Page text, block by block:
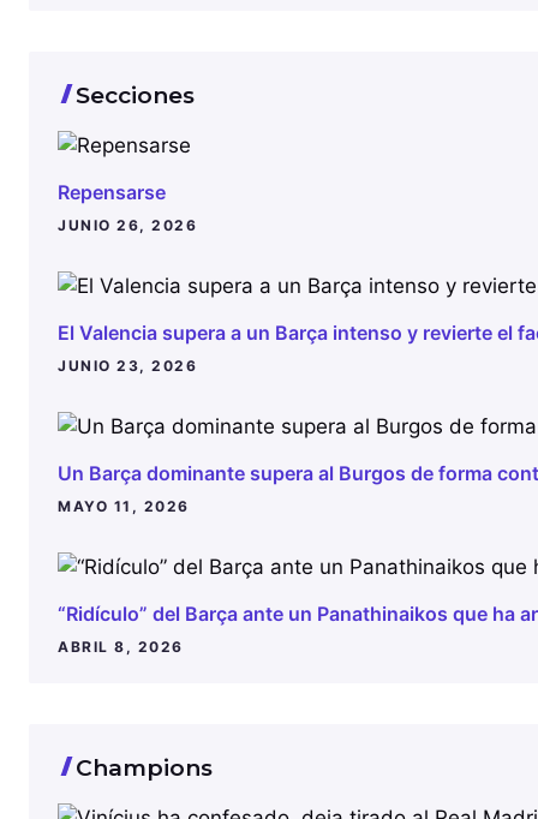
Secciones
Repensarse
JUNIO 26, 2026
El Valencia supera a un Barça intenso y revierte el
JUNIO 23, 2026
Un Barça dominante supera al Burgos de forma
MAYO 11, 2026
“Ridículo” del Barça ante un Panathinaikos que ha
ABRIL 8, 2026
Champions